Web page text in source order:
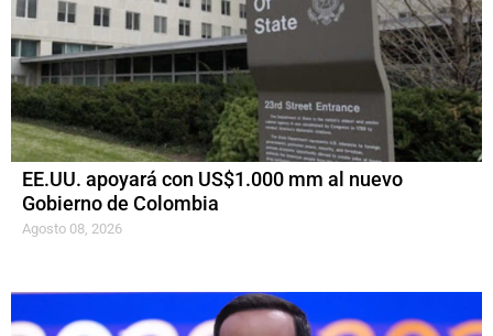
EE.UU. apoyará con US$1.000 mm al nuevo
Gobierno de Colombia
Agosto 08, 2026